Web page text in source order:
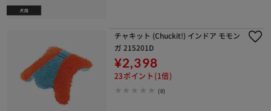
チャキット (Chuckit!) インドア モモン
ガ 215201D
¥2,398
23ポイント(1倍)
(0)